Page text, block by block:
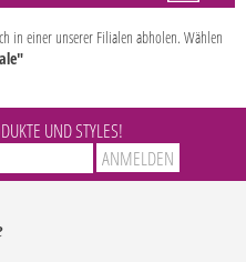
in einer unserer Filialen abholen. Wählen
UND STYLES!